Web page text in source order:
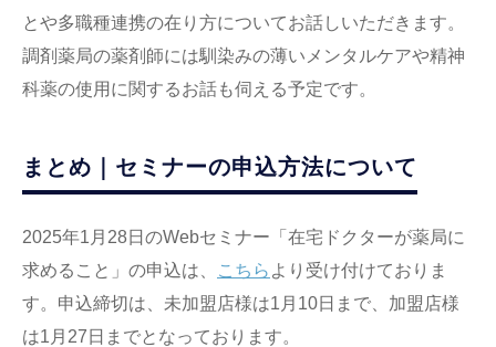
とや多職種連携の在り方についてお話しいただきます。
調剤薬局の薬剤師には馴染みの薄いメンタルケアや精神
科薬の使用に関するお話も伺える予定です。
まとめ｜セミナーの申込方法について
2025年1月28日のWebセミナー「在宅ドクターが薬局に
求めること」の申込は、
こちら より受け付けておりま
す。申込締切は、未加盟店様は1月10日まで、加盟店様
は1月27日までとなっております。